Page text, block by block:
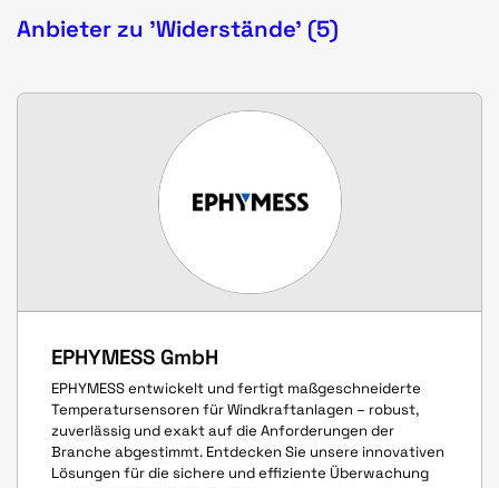
Anbieter zu 'Widerstände' (5)
EPHYMESS GmbH
EPHYMESS entwickelt und fertigt maßgeschneiderte
Temperatursensoren für Windkraftanlagen – robust,
zuverlässig und exakt auf die Anforderungen der
Branche abgestimmt. Entdecken Sie unsere innovativen
Lösungen für die sichere und effiziente Überwachung